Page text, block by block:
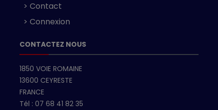
> Contact
> Connexion
CONTACTEZ NOUS
1850 VOIE ROMAINE
13600 CEYRESTE
FRANCE
Tél : 07 68 41 82 35